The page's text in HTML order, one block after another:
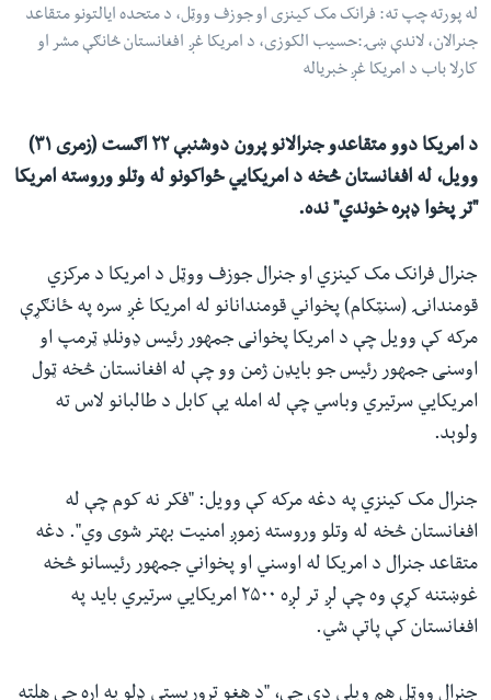
لاړ
شئ
ژبې
له پورته چپ ته: فرانک مک کینزی او جوزف ووټل،‌ د متحده ایالتونو متقاعد
جنرالان، لاندې ښۍ:حسیب الکوزی، د امریکا غږ افغانستان څانګې مشر او
کارلا باب د امریکا غږ خبریاله
د امریکا دوو متقاعدو جنرالانو پرون دوشنبې ۲۲ اګست (زمری ۳۱)
وویل، له افغانستان څخه د امریکايي ځواکونو له وتلو وروسته امریکا
"تر پخوا ډېره خوندي" نده.
جنرال فرانک مک کینزي او جنرال جوزف ووټل د امریکا د مرکزي
قومندانۍ (سنټکام) پخواني قومندانانو له امریکا غږ سره په ځانګړې
مرکه کې وویل چې د امریکا پخوانی جمهور رئیس ډونلډ ټرمپ او
اوسنی جمهور رئیس جو بایډن ژمن وو چې له افغانستان څخه ټول
امریکايي سرتیري وباسي چې له امله یې کابل د طالبانو لاس ته
ولوېد.
جنرال مک کینزي په دغه مرکه کې وویل: "فکر نه کوم چې له
افغانستان څخه له وتلو وروسته زموږ امنیت بهتر شوی وي". دغه
متقاعد جنرال د امریکا له اوسني او پخواني جمهور رئیسانو څخه
غوښتنه کړې وه چې لږ تر لږه ۲۵۰۰ امریکايي سرتیري باید په
افغانستان کې پاتې شي.
جنرال ووټل هم ویلي دي چې، "د هغو تروریستي ډلو په اړه چې هلته